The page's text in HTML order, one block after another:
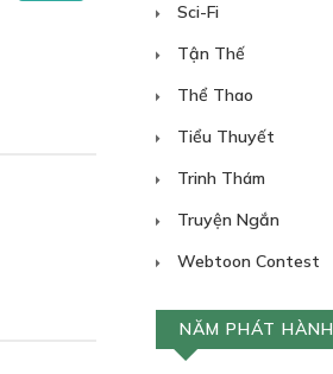
Sci-Fi
Tận Thế
Thể Thao
Tiểu Thuyết
Trinh Thám
Truyện Ngắn
Webtoon Contest
NĂM PHÁT HÀNH